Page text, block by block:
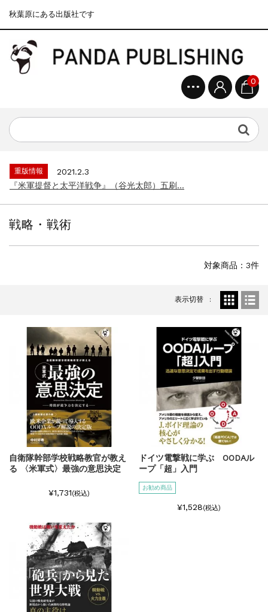
秋葉原にある出版社です
0
『F-2超入門』（関 賢太郎）三刷...
重版情報
2021.3.25
重版情報
2021.2.3
『米軍提督と太平洋戦争』（谷光太郎）五刷...
重版情報
2020.12.18
『〈決定版〉ソ連・ロシア 戦車王国の系譜...
『米軍提督と太平洋戦争』（谷光太郎）五刷...
重版情報
2020.12.18
『「砲兵」から見た世界大戦』（古峰文三）...
重版情報
2020.12.18
『日本陸海軍はなぜロジスティクスを軽視し...
2020.12.18
『F-2超入門』（関 賢太郎）三刷...
戦略・戦術
対象商品：3件
表示切替
自衛隊幹部学校戦略教官が教え
る 〈米軍式〉最強の意思決定
¥1,731(税込)
ドイツ電撃戦に学ぶ OODAル
ープ「超」入門
お勧め商品
¥1,528(税込)